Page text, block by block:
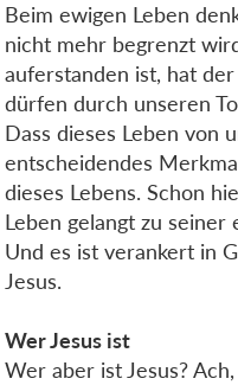
Beim ewigen Leben
nicht mehr begrenzt
auferstanden ist, hat
dürfen durch unseren
Dass dieses Leben von
entscheidendes
dieses Lebens. Schon
Leben gelangt zu
Und es ist verankert in
Jesus.
Wer Jesus ist
Wer aber ist Jesus?